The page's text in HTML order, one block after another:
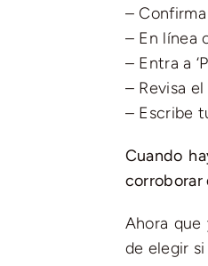
–
– En línea
– Entra a
– Revisa
– Escribe
Cuando
corroborar
Ahora que
de elegir